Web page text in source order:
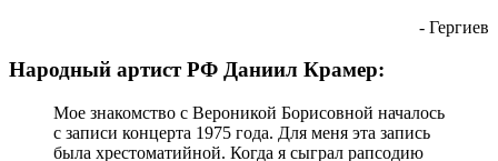
- Гергиев
Народный артист РФ Даниил Крамер:
Мое знакомство с Вероникой Борисовной началось
с записи концерта 1975 года. Для меня эта запись
была хрестоматийной. Когда я сыграл рапсодию